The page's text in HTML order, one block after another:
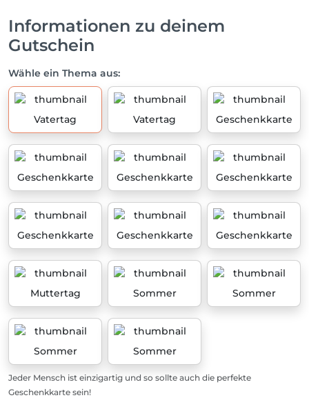
Informationen zu deinem
Gutschein
Wähle ein Thema aus:
Vatertag Vatertag Geschenkkarte
Geschenkkarte Geschenkkarte Geschenkkarte
Geschenkkarte Geschenkkarte Geschenkkarte
Muttertag Sommer Sommer
Sommer Sommer
Jeder Mensch ist einzigartig und so sollte auch die perfekte
Geschenkkarte sein!